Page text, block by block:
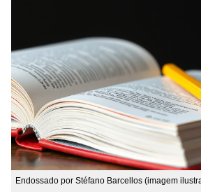
Endossado por Stéfano Barcellos (imagem